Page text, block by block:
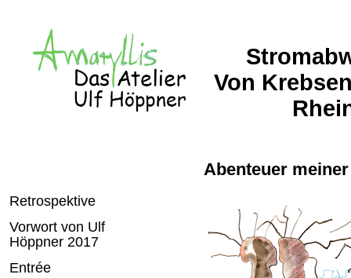
Von
Retrospektive
Vorwort von Ulf
Höppner 2017
Entrée
Abenteuer